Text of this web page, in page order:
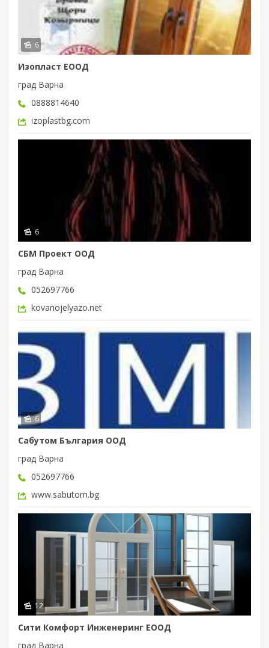
6
Изопласт ЕООД
град Варна
0888814640
izoplastbg.com
6
СБМ Проект ООД
град Варна
052697766
kovanojelyazo.net
6
Сабутом България ООД
град Варна
052697766
www.sabutom.bg
12
Сити Комфорт Инженеринг ЕООД
град Варна